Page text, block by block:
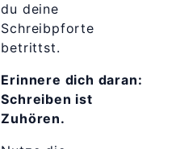
du deine
Schreibpforte
betrittst.
Erinnere dich daran:
Schreiben ist
Zuhören.